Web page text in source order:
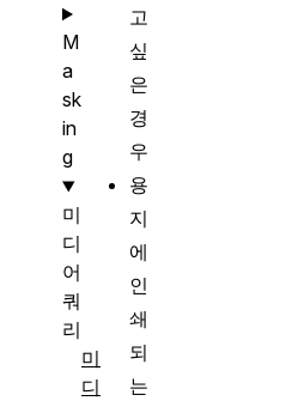
고
싶
은
경
우
용
지
에
인
쇄
되
는
M
a
sk
in
g
미
디
어
쿼
리
미
디